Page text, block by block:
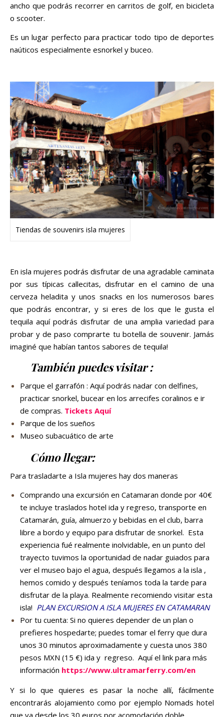
ancho que podrás recorrer en carritos de golf, en bicicleta
o scooter.
Es un lugar perfecto para practicar todo tipo de deportes
naúticos especialmente esnorkel y buceo.
Tiendas de souvenirs isla mujeres
En isla mujeres podrás disfrutar de una agradable caminata
por sus típicas callecitas, disfrutar en el camino de una
cerveza heladita y unos snacks en los numerosos bares
que podrás encontrar, y si eres de los que le gusta el
tequila aquí podrás disfrutar de una amplia variedad para
probar y de paso comprarte tu botella de souvenir. Jamás
imaginé que habían tantos sabores de tequila!
También puedes visitar :
Parque el garrafón : Aquí podrás nadar con delfines,
practicar snorkel, bucear en los arrecifes coralinos e ir
de compras. Tickets Aquí
Parque de los sueños
Museo subacuático de arte
Cómo llegar:
Para trasladarte a Isla mujeres hay dos maneras
Comprando una excursión en Catamaran donde por 40€
te incluye traslados hotel ida y regreso, transporte en
Catamarán, guía, almuerzo y bebidas en el club, barra
libre a bordo y equipo para disfrutar de snorkel. Esta
experiencia fué realmente inolvidable, en un punto del
trayecto tuvimos la oportunidad de nadar guiados para
ver el museo bajo el agua, después llegamos a la isla ,
hemos comido y después teníamos toda la tarde para
disfrutar de la playa. Realmente recomiendo visitar esta
isla! PLAN EXCURSION A ISLA MUJERES EN CATAMARAN
Por tu cuenta: Si no quieres depender de un plan o
prefieres hospedarte; puedes tomar el ferry que dura
unos 30 minutos aproximadamente y cuesta unos 380
pesos MXN (15 €) ida y regreso. Aquí el link para más
información https://www.ultramarferry.com/en
Y si lo que quieres es pasar la noche allí, fácilmente
encontrarás alojamiento como por ejemplo Nomads hotel
que va desde los 30 euros por acomodación doble.